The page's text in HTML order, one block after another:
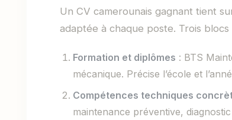
Un CV camerounais gagnant tient
adaptée à chaque poste. Trois blocs
Formation et diplômes : BTS
mécanique. Précise l’école et
Compétences techniques
maintenance préventive,